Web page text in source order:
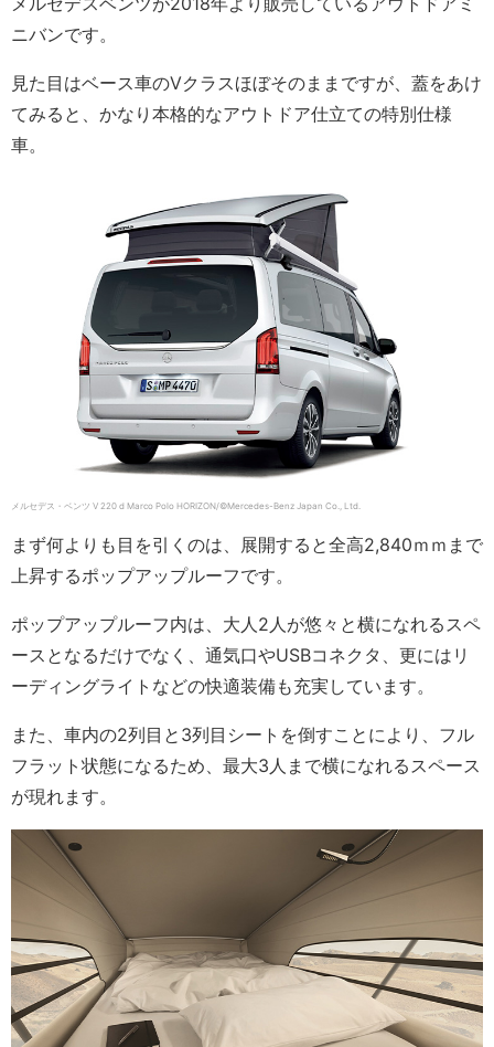
ニバンです。
見た目はベース車のVクラスほぼそのままですが、蓋をあけ
てみると、かなり本格的なアウトドア仕立ての特別仕様
車。
メルセデス・ベンツ V 220 d Marco Polo HORIZON/©Mercedes-Benz Japan Co., Ltd.
まず何よりも目を引くのは、展開すると全高2,840ｍｍまで
上昇するポップアップルーフです。
ポップアップルーフ内は、大人2人が悠々と横になれるスペ
ースとなるだけでなく、通気口やUSBコネクタ、更にはリ
ーディングライトなどの快適装備も充実しています。
また、車内の2列目と3列目シートを倒すことにより、フル
フラット状態になるため、最大3人まで横になれるスペース
が現れます。